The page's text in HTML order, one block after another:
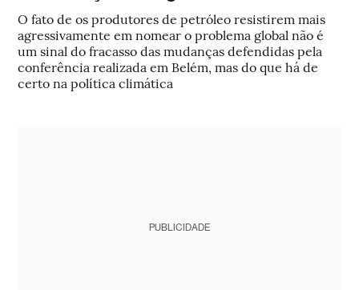
O fato de os produtores de petróleo resistirem mais
agressivamente em nomear o problema global não é
um sinal do fracasso das mudanças defendidas pela
conferência realizada em Belém, mas do que há de
certo na política climática
PUBLICIDADE